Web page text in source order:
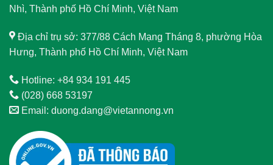
Nhì, Thành phố Hồ Chí Minh, Việt Nam
Địa chỉ trụ sở: 377/88 Cách Mạng Tháng 8, phường Hòa
Hưng, Thành phố Hồ Chí Minh, Việt Nam
Hotline: +84 934 191 445
(028) 668 53197
Email: duong.dang@vietannong.vn